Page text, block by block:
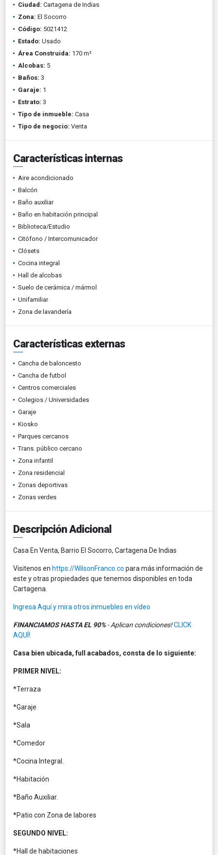
Ciudad: Cartagena de Indias
Zona: El Socorro
Código: 5021412
Estado: Usado
Área Construida: 170 m²
Alcobas: 5
Baños: 3
Garaje: 1
Estrato: 3
Tipo de inmueble: Casa
Tipo de negocio: Venta
Características internas
Aire acondicionado
Balcón
Baño auxiliar
Baño en habitación principal
Biblioteca/Estudio
Citófono / Intercomunicador
Clósets
Cocina integral
Hall de alcobas
Suelo de cerámica / mármol
Unifamiliar
Zona de lavandería
Características externas
Cancha de baloncesto
Cancha de futbol
Centros comerciales
Colegios / Universidades
Garaje
Kiosko
Parques cercanos
Trans. público cercano
Zona infantil
Zona residencial
Zonas deportivas
Zonas verdes
Descripción Adicional
Casa En Venta, Barrio El Socorro, Cartagena De Indias
Visitenos en https://WilsonFranco.co para más información de
este y otras propiedades que tenemos disponibles en toda
Cartagena.
Ingresa Aquí y mira otros inmuebles en vídeo
FINANCIAMOS HASTA EL 90%- Aplican condiciones!CLICK
AQUÍ!
Casa bien ubicada, full acabados, consta de lo siguiente:
PRIMER NIVEL:
*Terraza
*Garaje
*Sala
*Comedor
*Cocina Integral.
*Habitación
*Baño Auxiliar.
*Patio con Zona de labores
SEGUNDO NIVEL:
*Hall de habitaciones